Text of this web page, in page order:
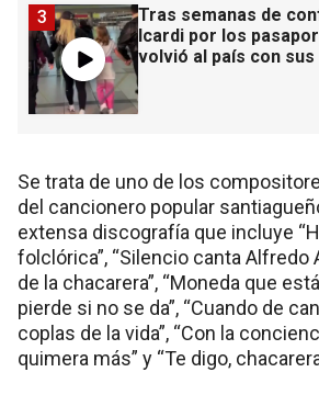
Tras semanas de
Icardi por los
volvió al país con sus
3
Se trata de uno de los
del cancionero popular
extensa discografía que incluye
folclórica”, “Silencio canta Alfredo
de la chacarera”, “Moneda que
pierde si no se da”, “Cuando de
coplas de la vida”, “Con la
quimera más” y “Te digo,